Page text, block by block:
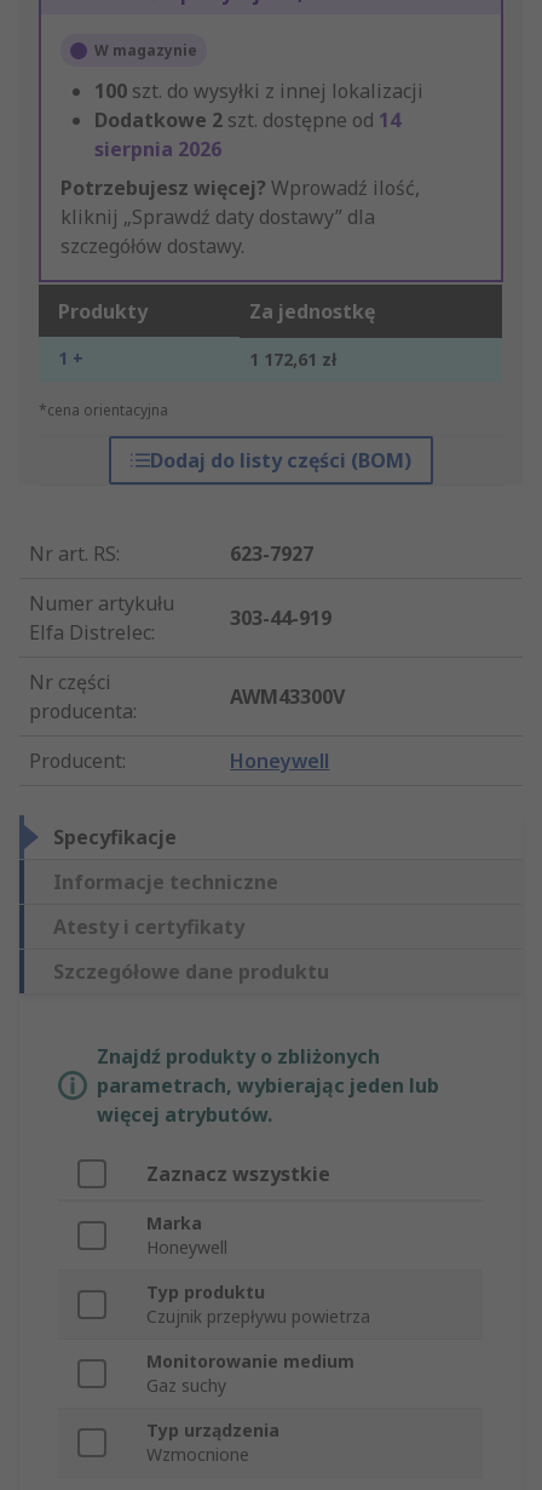
W magazynie
100 szt. do wysyłki z innej lokalizacji
Dodatkowe 2 szt. dostępne od 14
sierpnia 2026
Potrzebujesz więcej? Wprowadź ilość,
kliknij „Sprawdź daty dostawy” dla
szczegółów dostawy.
Produkty Za jednostkę
1 + 1 172,61 zł
*cena orientacyjna
Dodaj do listy części (BOM)
Nr art. RS:
623-7927
Numer artykułu
Elfa Distrelec:
303-44-919
Nr części
producenta:
AWM43300V
Producent: Honeywell
Specyfikacje
Informacje techniczne
Atesty i certyfikaty
Szczegółowe dane produktu
Znajdź produkty o zbliżonych
parametrach, wybierając jeden lub
więcej atrybutów.
Zaznacz wszystkie
Marka
Honeywell
Typ produktu
Czujnik przepływu powietrza
Monitorowanie medium
Gaz suchy
Typ urządzenia
Wzmocnione